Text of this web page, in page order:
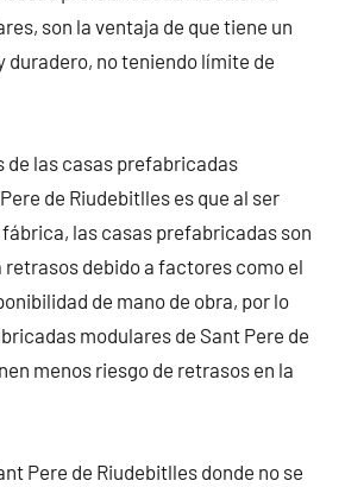
son la ventaja de que tiene un
duradero, no teniendo límite de
de las casas prefabricadas
de Riudebitlles es que al ser
las casas prefabricadas son
retrasos debido a factores como el
de mano de obra, por lo
modulares de Sant Pere de
menos riesgo de retrasos en la
Pere de Riudebitlles donde no se